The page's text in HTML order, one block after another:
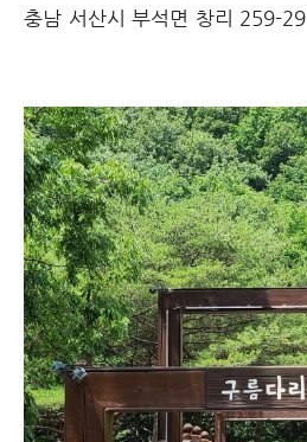
충남 서산시 부석면 창리 259-29